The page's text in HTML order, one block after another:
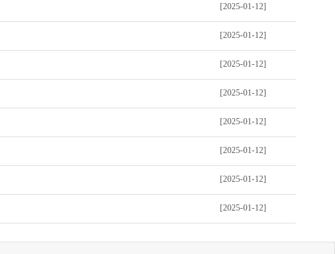
[2025-01-12]
[2025-01-12]
[2025-01-12]
[2025-01-12]
[2025-01-12]
[2025-01-12]
[2025-01-12]
[2025-01-12]